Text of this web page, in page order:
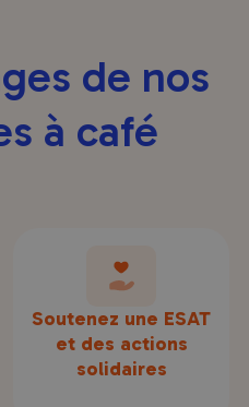
de nos
à café
Soutenez une ESAT
et des actions
solidaires